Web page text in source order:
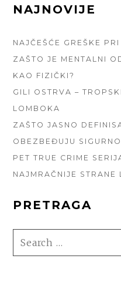
FOOTER
NAJNOVIJE
NAJČEŠĆE GREŠKE
ZAŠTO JE MENTALNI
KAO FIZIČKI?
GILI OSTRVA –
LOMBOKA
ZAŠTO JASNO
OBEZBEĐUJU
PET TRUE CRIME
NAJMRAČNIJE STRANE
PRETRAGA
SEARCH
FOR: